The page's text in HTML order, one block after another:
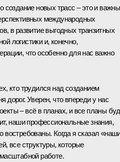
создание новых трасс – это и
международных
в развитие выгодных транзитных
логистики и, конечно,
что особенно для нас важно
кто трудился над созданием
дорог. Уверен, что впереди у нас
– всё в планах, и все планы
наши профессиональные знания,
востребованы. Когда я сказал
все структуры, которые
работе.